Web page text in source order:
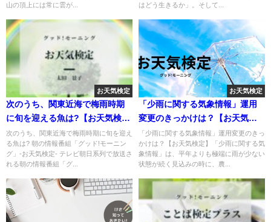
山の頂上には常に雲が...
はどう生きるか」。そして...
お天気検定
次のうち、関東近海で梅雨時期
に旬を迎える魚は?【お天気検
定】
次のうち、関東近海で梅雨時期に旬を迎え
る魚は? 朝の情報番組「グッド!モーニン
グ」-お天気検定- テレビ朝日系列で放送さ
れる朝の情報番組「グ...
お天気検定
「少雨に関する気象情報」運用
変更のきっかけは？【お天気検
定】
「少雨に関する気象情報」運用変更のきっ
かけは？【お天気検定】「少雨に関する気
象情報」は、平年よりも極端に雨が少ない
状態が続く見込みの時に、農...